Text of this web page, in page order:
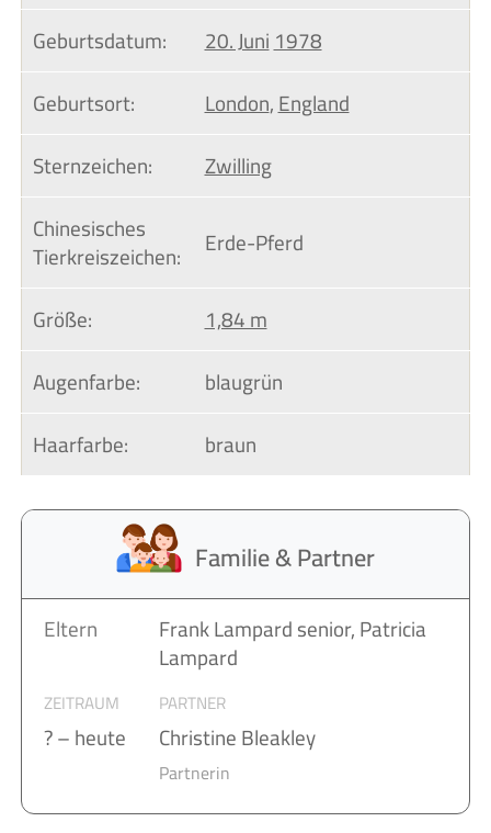
Geburtsdatum:
20. Juni1978
Geburtsort:
London,England
Sternzeichen:
Zwilling
Chinesisches
Tierkreiszeichen:
Erde-Pferd
Größe:
1,84 m
Augenfarbe:
blaugrün
Haarfarbe:
braun
Familie & Partner
Eltern Frank Lampard senior, Patricia
Lampard
ZEITRAUM PARTNER
? – heute Christine Bleakley
Partnerin